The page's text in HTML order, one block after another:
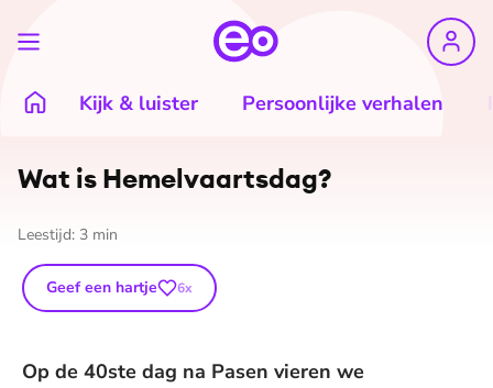
Kijk & luister Persoonlijke verhalen
Wat is He­mel­vaarts­dag?
Leestijd: 3 min
Geef een hartje 6x
Op de 40ste dag na Pasen vieren we